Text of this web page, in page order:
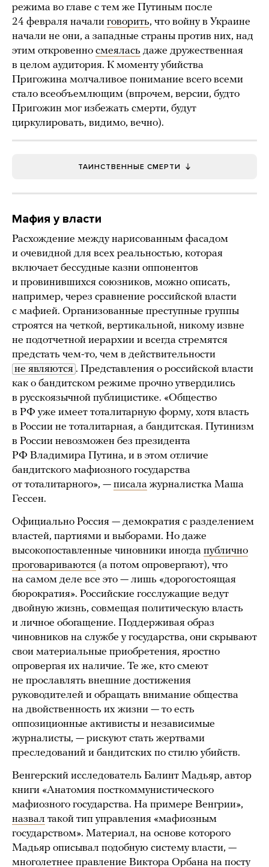
режима во главе с тем же Путиным после
24 февраля начали говорить, что войну в Украине
начали не они, а западные страны против них, над
этим откровенно смеялась даже дружественная
в целом аудитория. К моменту убийства
Пригожина молчаливое понимание всего всеми
стало всеобъемлющим (впрочем, версии, будто
Пригожин мог избежать смерти, будут
циркулировать, видимо, вечно).
ТАИНСТВЕННЫЕ СМЕРТИ
Мафия у власти
Расхождение между нарисованным фасадом
и очевидной для всех реальностью, которая
включает бессудные казни оппонентов
и провинившихся союзников, можно описать,
например, через сравнение российской власти
с мафией. Организованные преступные группы
строятся на четкой, вертикальной, никому извне
не подотчетной иерархии и всегда стремятся
предстать чем-то, чем в действительности
не являются . Представления о российской власти
как о бандитском режиме прочно утвердились
в русскоязычной публицистике. «Общество
в РФ уже имеет тоталитарную форму, хотя власть
в России не тоталитарная, а бандитская. Путинизм
в России невозможен без президента
РФ Владимира Путина, и в этом отличие
бандитского мафиозного государства
от тоталитарного», — писала журналистка Маша
Гессен.
Официально Россия — демократия с разделением
властей, партиями и выборами. Но даже
высокопоставленные чиновники иногда публично
проговариваются (а потом опровергают), что
на самом деле все это — лишь «дорогостоящая
бюрократия». Российские госслужащие ведут
двойную жизнь, совмещая политическую власть
и личное обогащение. Поддерживая образ
чиновников на службе у государства, они скрывают
свои материальные приобретения, яростно
опровергая их наличие. Те же, кто смеют
не прославлять внешние достижения
руководителей и обращать внимание общества
на двойственность их жизни — то есть
оппозиционные активисты и независимые
журналисты, — рискуют стать жертвами
преследований и бандитских по стилю убийств.
Венгерский исследователь Балинт Мадьяр, автор
книги «Анатомия посткоммунистического
мафиозного государства. На примере Венгрии»,
назвал такой тип управления «мафиозным
государством». Материал, на основе которого
Мадьяр описывал подобную систему власти, —
многолетнее правление Виктора Орбана на посту